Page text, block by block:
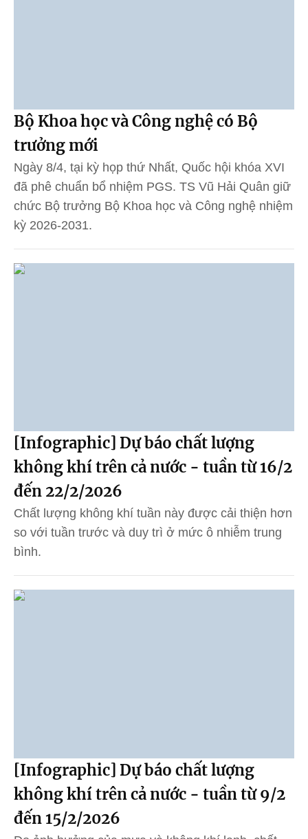
Bộ Khoa học và Công nghệ có Bộ
trưởng mới
Ngày 8/4, tại kỳ họp thứ Nhất, Quốc hội khóa XVI
đã phê chuẩn bổ nhiệm PGS. TS Vũ Hải Quân giữ
chức Bộ trưởng Bộ Khoa học và Công nghệ nhiệm
kỳ 2026-2031.
[Infographic] Dự báo chất lượng
không khí trên cả nước - tuần từ 16/2
đến 22/2/2026
Chất lượng không khí tuần này được cải thiện hơn
so với tuần trước và duy trì ở mức ô nhiễm trung
bình.
[Infographic] Dự báo chất lượng
không khí trên cả nước - tuần từ 9/2
đến 15/2/2026